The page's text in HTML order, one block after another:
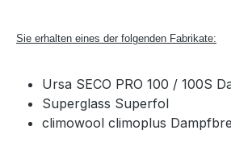
Sie erhalten eines der folgenden Fabrikate:
Ursa SECO PRO 100 / 100S
Superglass Superfol
climowool climoplus